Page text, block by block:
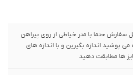
سفارش حتما با متر خیاطی از روی پیراهن
می پوشید اندازه بگیرین و با اندازه های
ها مطابقت دهید